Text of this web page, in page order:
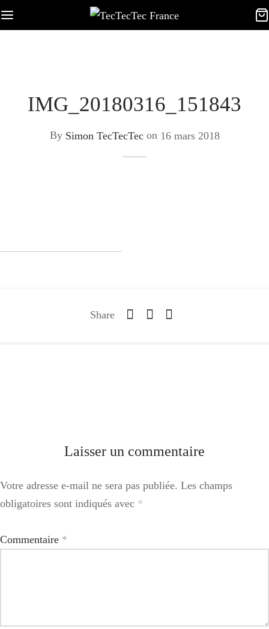
IMG_20180316_151843
By Simon TecTecTecon 16 mars 2018
Share
Laisser un commentaire
Votre adresse e-mail ne sera pas publiée. Les champs
obligatoires sont indiqués avec *
Commentaire *